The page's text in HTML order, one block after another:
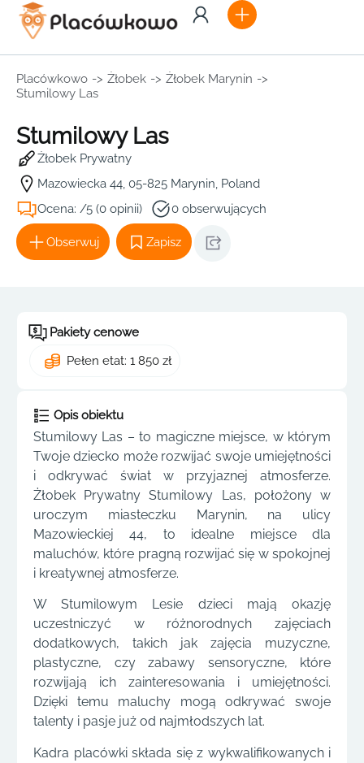
Placówkowo -> Żłobek -> Żłobek Marynin ->
Stumilowy Las
Stumilowy Las
Żłobek Prywatny
Mazowiecka 44, 05-825 Marynin, Poland
Ocena: /5 (0 opinii)
0 obserwujących
Obserwuj Zapisz
Pakiety cenowe
Pełen etat: 1 850 zł
Opis obiektu
Stumilowy Las – to magiczne miejsce, w którym
Twoje dziecko może rozwijać swoje umiejętności
i odkrywać świat w przyjaznej atmosferze.
Żłobek Prywatny Stumilowy Las, położony w
uroczym miasteczku Marynin, na ulicy
Mazowieckiej 44, to idealne miejsce dla
maluchów, które pragną rozwijać się w spokojnej
i kreatywnej atmosferze.
W Stumilowym Lesie dzieci mają okazję
uczestniczyć w różnorodnych zajęciach
dodatkowych, takich jak zajęcia muzyczne,
plastyczne, czy zabawy sensoryczne, które
rozwijają ich zainteresowania i umiejętności.
Dzięki temu maluchy mogą odkrywać swoje
talenty i pasje już od najmłodszych lat.
Kadra placówki składa się z wykwalifikowanych i